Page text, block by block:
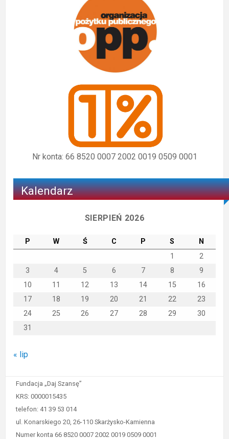
Nr konta: 66 8520 0007 2002 0019 0509 0001
Kalendarz
SIERPIEŃ 2026
P W Ś C P S
N
1
2
3
4 5 6 7 8
9
10
11 12 13 14 15
16
17
18 19 20 21 22
23
24
25 26 27 28 29
30
31
« lip
Fundacja „Daj Szansę”
KRS: 0000015435
telefon: 41 39 53 014
ul. Konarskiego 20, 26-110 Skarżysko-Kamienna
Numer konta 66 8520 0007 2002 0019 0509 0001